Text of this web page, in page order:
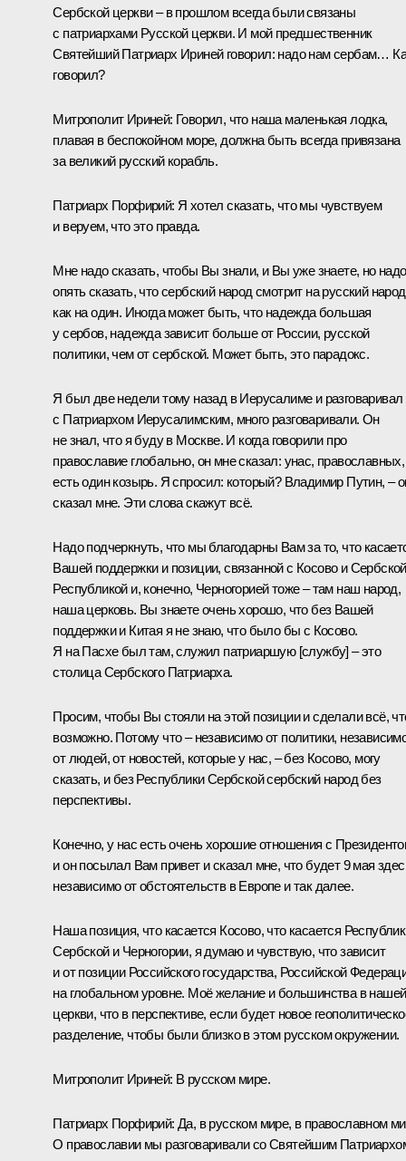
Сербской церкви – в прошлом всегда были связаны
с патриархами Русской церкви. И мой предшественник
Святейший Патриарх Ириней говорил: надо нам сербам…
говорил?
Митрополит Ириней: Говорил, что наша маленькая лодка,
плавая в беспокойном море, должна быть всегда привязана
за великий русский корабль.
Патриарх Порфирий: Я хотел сказать, что мы чувствуем
и веруем, что это правда.
Мне надо сказать, чтобы Вы знали, и Вы уже знаете, но надо
опять сказать, что сербский народ смотрит на русский народ
как на один. Иногда может быть, что надежда большая
у сербов, надежда зависит больше от России, русской
политики, чем от сербской. Может быть, это парадокс.
Я был две недели тому назад в Иерусалиме и разговаривал
с Патриархом Иерусалимским, много разговаривали. Он
не знал, что я буду в Москве. И когда говорили про
православие глобально, он мне сказал: унас, православных,
есть один козырь. Я спросил: который? Владимир Путин, –
сказал мне. Эти слова скажут всё.
Надо подчеркнуть, что мы благодарны Вам за то, что
Вашей поддержки и позиции, связанной с Косово и Сербской
Республикой и, конечно, Черногорией тоже – там наш народ,
наша церковь. Вы знаете очень хорошо, что без Вашей
поддержки и Китая я не знаю, что было бы с Косово.
Я на Пасхе был там, служил патриаршую [службу] – это
столица Сербского Патриарха.
Просим, чтобы Вы стояли на этой позиции и сделали всё,
возможно. Потому что – независимо от политики,
от людей, от новостей, которые у нас, – без Косово, могу
сказать, и без Республики Сербской сербский народ без
перспективы.
Конечно, у нас есть очень хорошие отношения с
и он посылал Вам привет и сказал мне, что будет 9 мая
независимо от обстоятельств в Европе и так далее.
Наша позиция, что касается Косово, что касается
Сербской и Черногории, я думаю и чувствую, что зависит
и от позиции Российского государства, Российской
на глобальном уровне. Моё желание и большинства в нашей
церкви, что в перспективе, если будет новое
разделение, чтобы были близко в этом русском окружении.
Митрополит Ириней: В русском мире.
Патриарх Порфирий: Да, в русском мире, в православном
О православии мы разговаривали со Святейшим